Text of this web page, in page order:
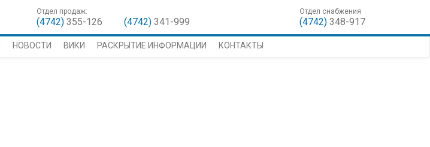
Отдел продаж:
(4742) 355-126 (4742) 341-999
Отдел снабжения
(4742)348-917
НОВОСТИ ВИКИ РАСКРЫТИЕ ИНФОРМАЦИИ КОНТАКТЫ